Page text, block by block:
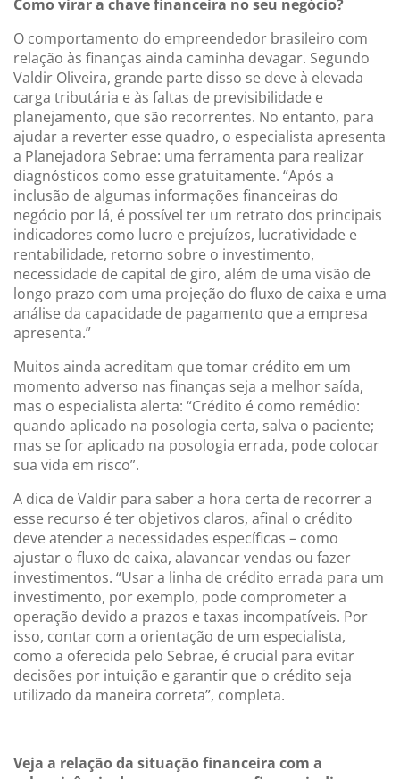
Como virar a chave financeira no seu negócio?
O comportamento do empreendedor brasileiro com
relação às finanças ainda caminha devagar. Segundo
Valdir Oliveira, grande parte disso se deve à elevada
carga tributária e às faltas de previsibilidade e
planejamento, que são recorrentes. No entanto, para
ajudar a reverter esse quadro, o especialista apresenta
a Planejadora Sebrae: uma ferramenta para realizar
diagnósticos como esse gratuitamente. “Após a
inclusão de algumas informações financeiras do
negócio por lá, é possível ter um retrato dos principais
indicadores como lucro e prejuízos, lucratividade e
rentabilidade, retorno sobre o investimento,
necessidade de capital de giro, além de uma visão de
longo prazo com uma projeção do fluxo de caixa e uma
análise da capacidade de pagamento que a empresa
apresenta.”
Muitos ainda acreditam que tomar crédito em um
momento adverso nas finanças seja a melhor saída,
mas o especialista alerta: “Crédito é como remédio:
quando aplicado na posologia certa, salva o paciente;
mas se for aplicado na posologia errada, pode colocar
sua vida em risco”.
A dica de Valdir para saber a hora certa de recorrer a
esse recurso é ter objetivos claros, afinal o crédito
deve atender a necessidades específicas – como
ajustar o fluxo de caixa, alavancar vendas ou fazer
investimentos. “Usar a linha de crédito errada para um
investimento, por exemplo, pode comprometer a
operação devido a prazos e taxas incompatíveis. Por
isso, contar com a orientação de um especialista,
como a oferecida pelo Sebrae, é crucial para evitar
decisões por intuição e garantir que o crédito seja
utilizado da maneira correta”, completa.
Veja a relação da situação financeira com a